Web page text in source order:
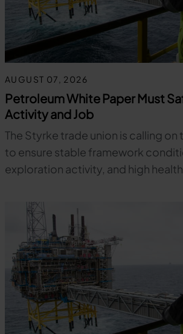
AUGUST 07, 2026
Petroleum White Paper Must
Activity and Job
The Styrke trade union is calling
to ensure stable framework
exploration activity, and high